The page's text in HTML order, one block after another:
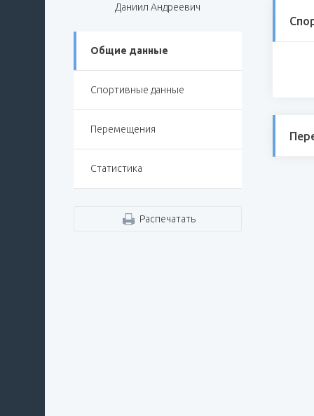
Даниил Андреевич
Общие данные
Спортивные данные
Перемещения
Статистика
Распечатать